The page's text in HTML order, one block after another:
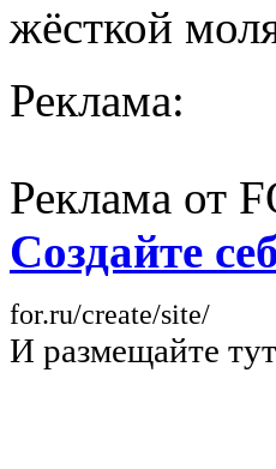
жёсткой
Реклама:
Реклама от
Создайте
for.ru/create/site/
И размещайте